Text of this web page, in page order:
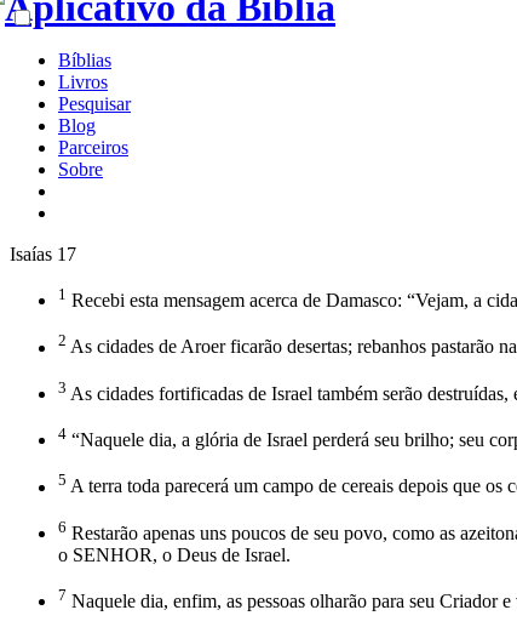
Bíblias
Livros
Pesquisar
Blog
Parceiros
Sobre
Isaías 17
1 Recebi esta mensagem acerca de Damasco: “Vejam, a
2 As cidades de Aroer ficarão desertas; rebanhos pastarão
3 As cidades fortificadas de Israel também serão
4 “Naquele dia, a glória de Israel perderá seu brilho; seu
5 A terra toda parecerá um campo de cereais depois que
6 Restarão apenas uns poucos de seu povo, como as
o SENHOR, o Deus de Israel.
7 Naquele dia, enfim, as pessoas olharão para seu Criador